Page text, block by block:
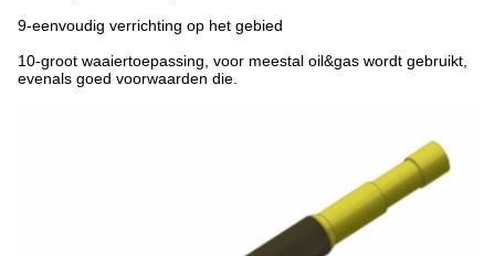
9-eenvoudig verrichting op het gebied
10-groot waaiertoepassing, voor meestal oil&gas wordt gebruikt,
evenals goed voorwaarden die.